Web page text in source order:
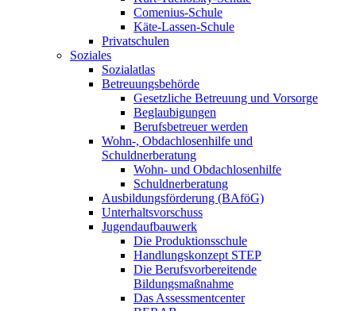
Comenius-Schule
Käte-Lassen-Schule
Privatschulen
Soziales
Sozialatlas
Betreuungsbehörde
Gesetzliche Betreuung und Vorsorge
Beglaubigungen
Berufsbetreuer werden
Wohn-, Obdachlosenhilfe und
Schuldnerberatung
Wohn- und Obdachlosenhilfe
Schuldnerberatung
Ausbildungsförderung (BAföG)
Unterhaltsvorschuss
Jugendaufbauwerk
Die Produktionsschule
Handlungskonzept STEP
Die Berufsvorbereitende
Bildungsmaßnahme
Das Assessmentcenter